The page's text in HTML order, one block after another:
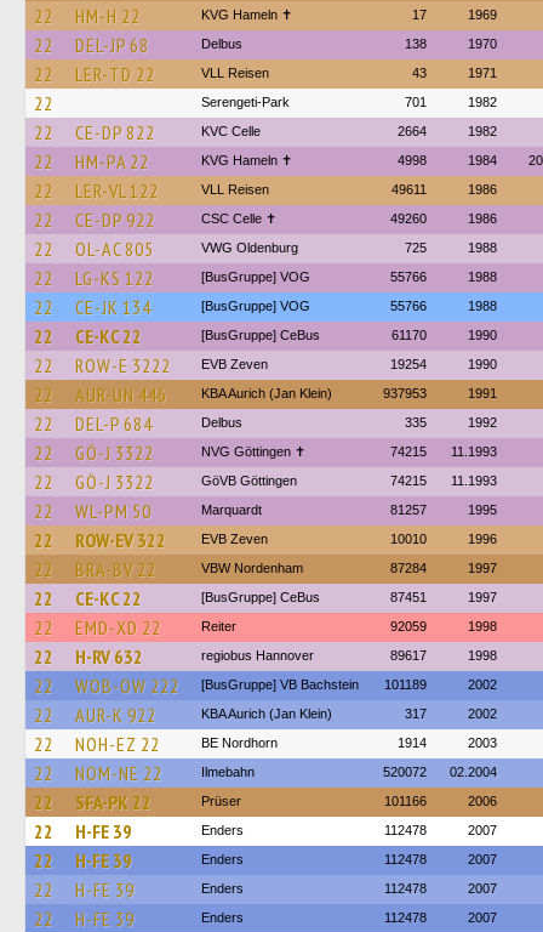
22 HM-H 22 KVG Hameln ✝ 17 1969
22 DEL-JP 68 Delbus 138 1970
22 LER-TD 22 VLL Reisen 43 1971
22 Serengeti-Park 701 1982
22 CE-DP 822 KVC Celle 2664 1982
22 HM-PA 22 KVG Hameln ✝ 4998 1984
22 LER-VL 122 VLL Reisen 49611 1986
22 CE-DP 922 CSC Celle ✝ 49260 1986
22 OL-AC 805 VWG Oldenburg 725 1988
22 LG-KS 122 [BusGruppe] VOG 55766 1988
22 CE-JK 134 [BusGruppe] VOG 55766 1988
22 CE-KC 22 [BusGruppe] CeBus 61170 1990
22 ROW-E 3222 EVB Zeven 19254 1990
22 AUR-UN 446 KBA Aurich (Jan Klein) 937953 1991
22 DEL-P 684 Delbus 335 1992
22 GÖ-J 3322 NVG Göttingen ✝ 74215 11.1993
22 GÖ-J 3322 GöVB Göttingen 74215 11.1993
22 WL-PM 50 Marquardt 81257 1995
22 ROW-EV 322 EVB Zeven 10010 1996
22 BRA-BV 22 VBW Nordenham 87284 1997
22 CE-KC 22 [BusGruppe] CeBus 87451 1997
22 EMD-XD 22 Reiter 92059 1998
22 H-RV 632 regiobus Hannover 89617 1998
22 WOB-OW 222 [BusGruppe] VB Bachstein 101189 2002
22 AUR-K 922 KBA Aurich (Jan Klein) 317 2002
22 NOH-EZ 22 BE Nordhorn 1914 2003
22 NOM-NE 22 Ilmebahn 520072 02.2004
22 SFA-PK 22 Prüser 101166 2006
22 H-FE 39 Enders 112478 2007
22 H-FE 39 Enders 112478 2007
22 H-FE 39 Enders 112478 2007
22 H-FE 39 Enders 112478 2007